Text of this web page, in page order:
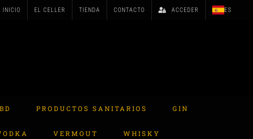
INICIO EL CELLER TIENDA CONTACTO ACCEDER ES
PRODUCTOS SANITARIOS GIN
VERMOUT WHISKY